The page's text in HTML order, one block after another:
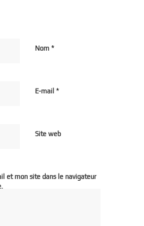
Nom*
E-mail*
Site web
et mon site dans le navigateur